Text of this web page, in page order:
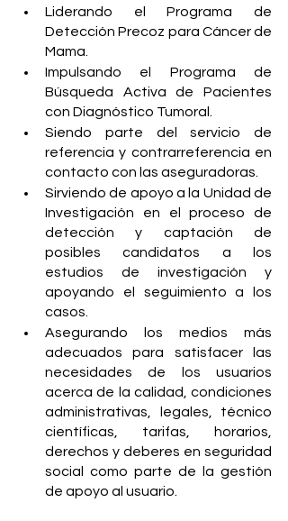
Liderando el Programa de
Detección Precoz para Cáncer de
Mama.
Impulsando el Programa de
Búsqueda Activa de Pacientes
con Diagnóstico Tumoral.
Siendo parte del servicio de
referencia y contrarreferencia en
contacto con las aseguradoras.
Sirviendo de apoyo a la Unidad de
Investigación en el proceso de
detección y captación de
posibles candidatos a los
estudios de investigación y
apoyando el seguimiento a los
casos.
Asegurando los medios más
adecuados para satisfacer las
necesidades de los usuarios
acerca de la calidad, condiciones
administrativas, legales, técnico
científicas, tarifas, horarios,
derechos y deberes en seguridad
social como parte de la gestión
de apoyo al usuario.